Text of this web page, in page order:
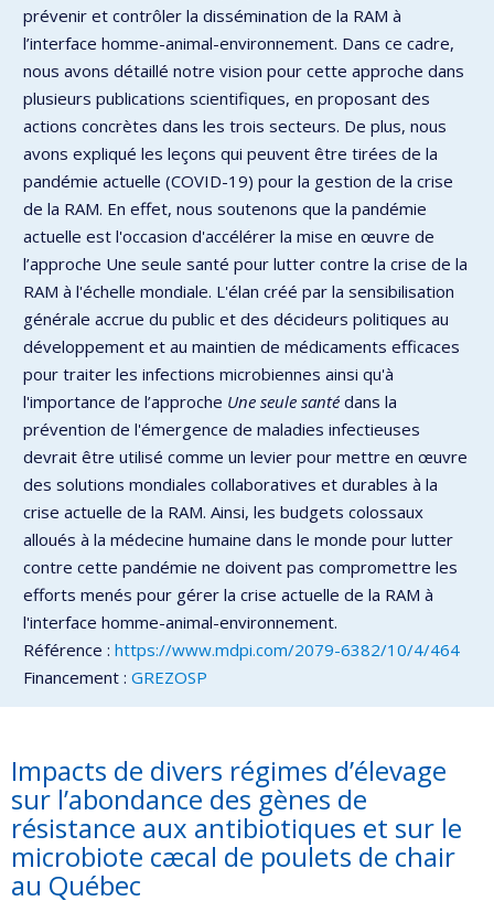
prévenir et contrôler la dissémination de la RAM à
l’interface homme-animal-environnement. Dans ce cadre,
nous avons détaillé notre vision pour cette approche dans
plusieurs publications scientifiques, en proposant des
actions concrètes dans les trois secteurs. De plus, nous
avons expliqué les leçons qui peuvent être tirées de la
pandémie actuelle (COVID-19) pour la gestion de la crise
de la RAM. En effet, nous soutenons que la pandémie
actuelle est l'occasion d'accélérer la mise en œuvre de
l’approche Une seule santé pour lutter contre la crise de la
RAM à l'échelle mondiale. L'élan créé par la sensibilisation
générale accrue du public et des décideurs politiques au
développement et au maintien de médicaments efficaces
pour traiter les infections microbiennes ainsi qu'à
l'importance de l’approche Une seule santé dans la
prévention de l'émergence de maladies infectieuses
devrait être utilisé comme un levier pour mettre en œuvre
des solutions mondiales collaboratives et durables à la
crise actuelle de la RAM. Ainsi, les budgets colossaux
alloués à la médecine humaine dans le monde pour lutter
contre cette pandémie ne doivent pas compromettre les
efforts menés pour gérer la crise actuelle de la RAM à
l'interface homme-animal-environnement.
Référence : https://www.mdpi.com/2079-6382/10/4/464
Financement : GREZOSP
Impacts de divers régimes d’élevage
sur l’abondance des gènes de
résistance aux antibiotiques et sur le
microbiote cæcal de poulets de chair
au Québec